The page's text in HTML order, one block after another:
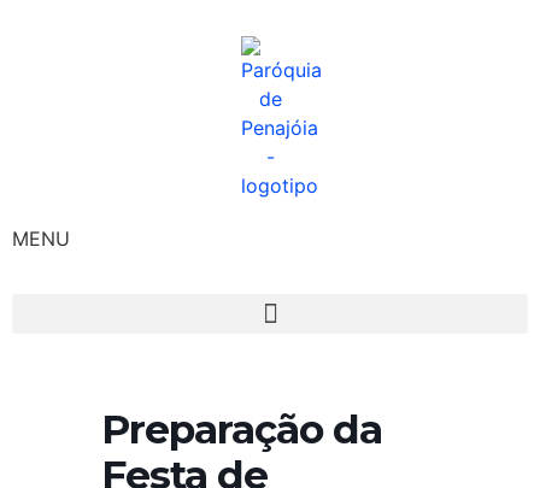
MENU
Preparação da
Festa de